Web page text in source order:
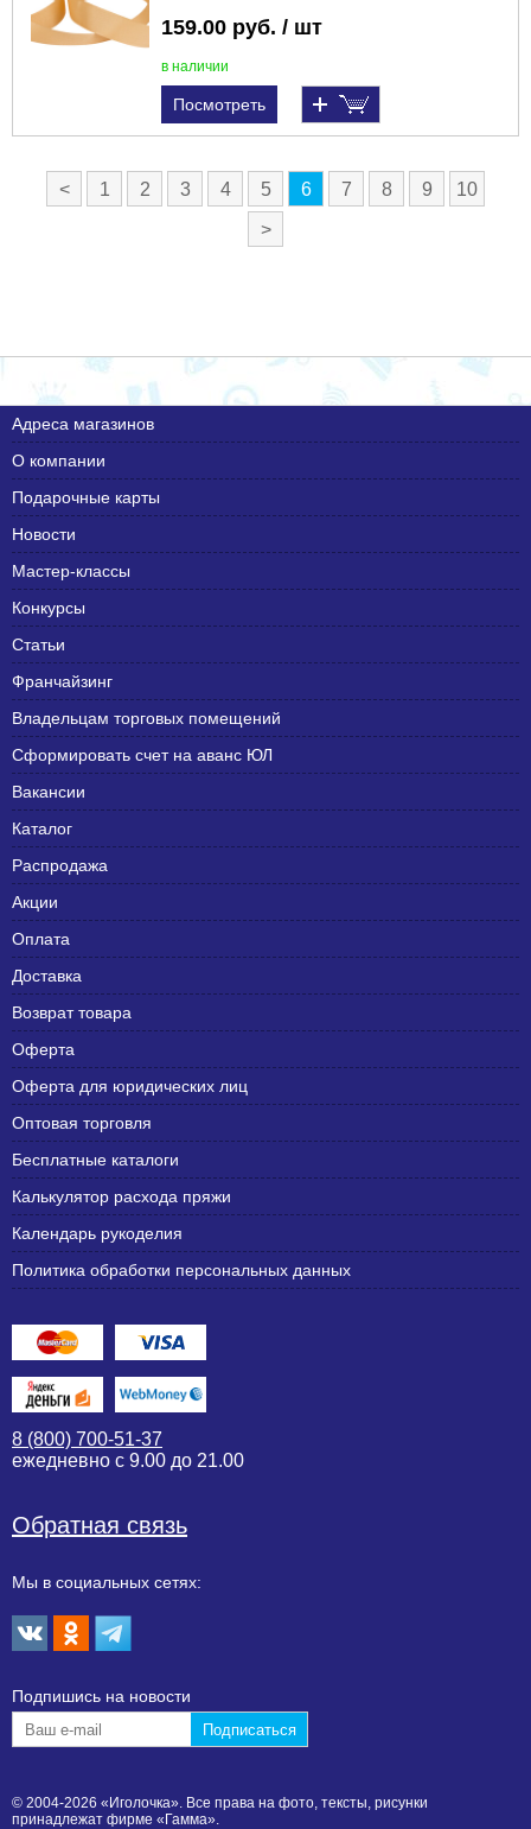
159.00 руб. / шт
в наличии
Посмотреть
< 1 2 3 4 5 6 7 8 9
10
>
Адреса магазинов
О компании
Подарочные карты
Новости
Мастер-классы
Конкурсы
Статьи
Франчайзинг
Владельцам торговых помещений
Сформировать счет на аванс ЮЛ
Вакансии
Каталог
Распродажа
Акции
Оплата
Доставка
Возврат товара
Оферта
Оферта для юридических лиц
Оптовая торговля
Бесплатные каталоги
Калькулятор расхода пряжи
Календарь рукоделия
Политика обработки персональных данных
8 (800) 700-51-37
ежедневно с 9.00 до 21.00
Обратная связь
Мы в социальных сетях:
Подпишиcь на новости
© 2004-2026 «Иголочка». Все права на фото, тексты, рисунки
принадлежат фирме «Гамма».